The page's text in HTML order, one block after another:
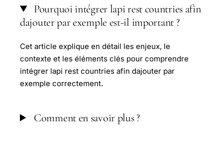
Pourquoi intégrer lapi rest countries afin
dajouter par exemple est-il important ?
Cet article explique en détail les enjeux, le
contexte et les éléments clés pour comprendre
intégrer lapi rest countries afin dajouter par
exemple correctement.
Comment en savoir plus ?